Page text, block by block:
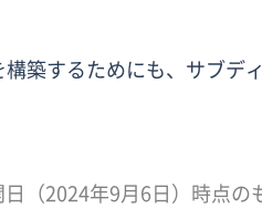
築するためにも、サブデ
（2024年9月6日）時点の